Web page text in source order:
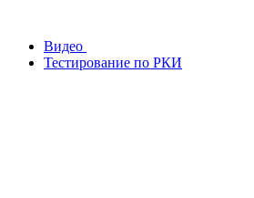
Видео
Тестирование по РКИ